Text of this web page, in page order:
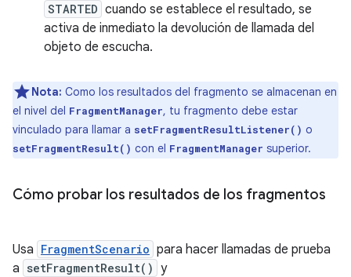
STARTED cuando se establece el resultado, se
activa de inmediato la devolución de llamada del
objeto de escucha.
Nota: Como los resultados del fragmento se almacenan en
el nivel del FragmentManager, tu fragmento debe estar
vinculado para llamar a setFragmentResultListener() o
setFragmentResult() con el FragmentManager superior.
Cómo probar los resultados de los fragmentos
Usa FragmentScenario para hacer llamadas de prueba
a setFragmentResult() y